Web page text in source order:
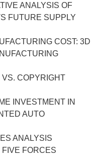
ANALYSIS OF
FUTURE SUPPLY
COST: 3D
COPYRIGHT
IN
AUTO
ANALYSIS
FORCES